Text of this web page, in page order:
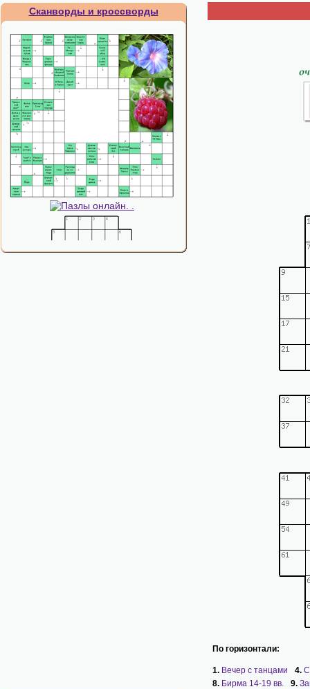
Сканворды и кроссворды
По горизонтали:
1. Вечер с танцами 4.
8. Бирма 14-19 вв. 9.